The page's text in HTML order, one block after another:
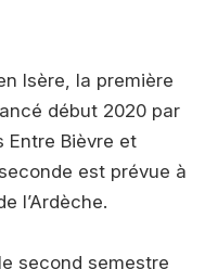
Isère, la première
début 2020 par
Entre Bièvre et
est prévue à
l’Ardèche.
second semestre